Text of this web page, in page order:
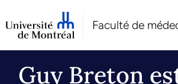
Faculté de
Guy Breton